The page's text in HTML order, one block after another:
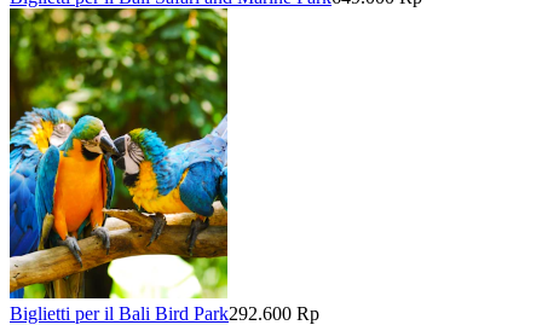
Biglietti per il Bali Bird Park292.600 Rp